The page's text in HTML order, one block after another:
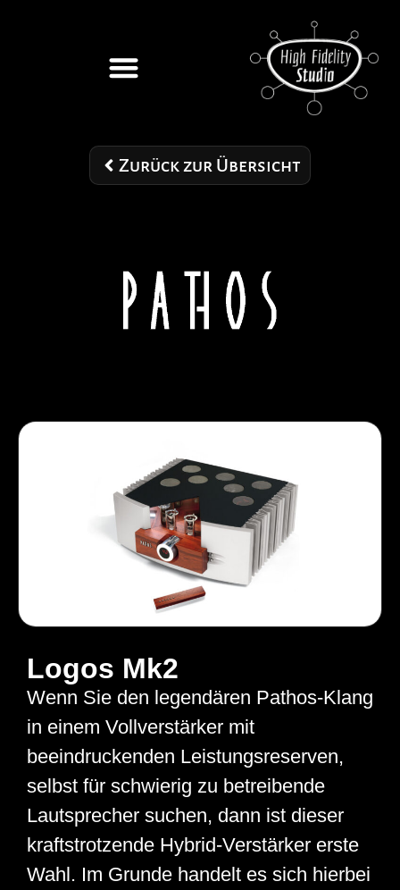
Zurück zur Übersicht
Logos Mk2
Wenn Sie den legendären Pathos-Klang
in einem Vollverstärker mit
beeindruckenden Leistungsreserven,
selbst für schwierig zu betreibende
Lautsprecher suchen, dann ist dieser
kraftstrotzende Hybrid-Verstärker erste
Wahl. Im Grunde handelt es sich hierbei